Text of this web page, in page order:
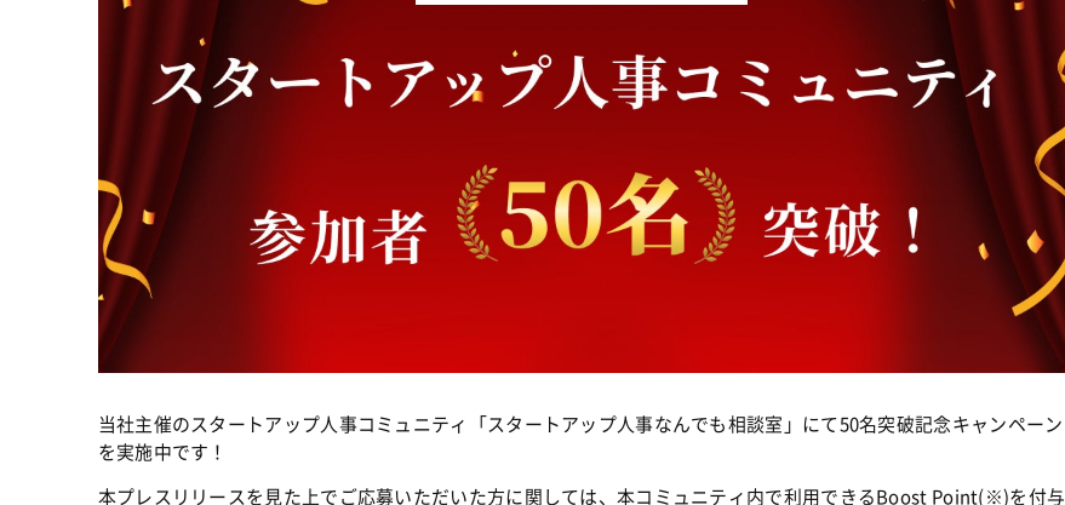
当社主催のスタートアップ人事コミュニティ「スタートアップ人事なんでも相談室」にて50名突破記念キャンペーン
を実施中です！
本プレスリリースを見た上でご応募いただいた方に関しては、本コミュニティ内で利用できるBoost Point(※)を付与